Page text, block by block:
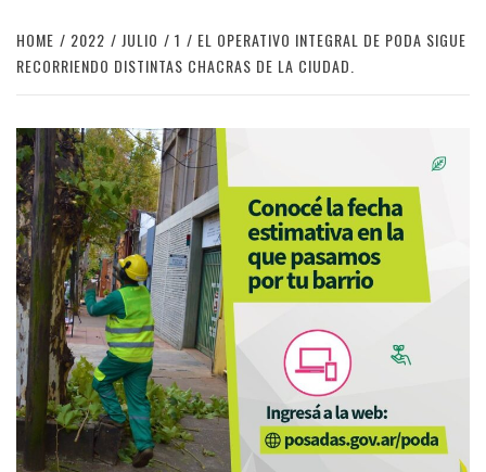
HOME 2022 JULIO 1
EL OPERATIVO INTEGRAL DE PODA SIGUE
RECORRIENDO DISTINTAS CHACRAS DE LA CIUDAD.